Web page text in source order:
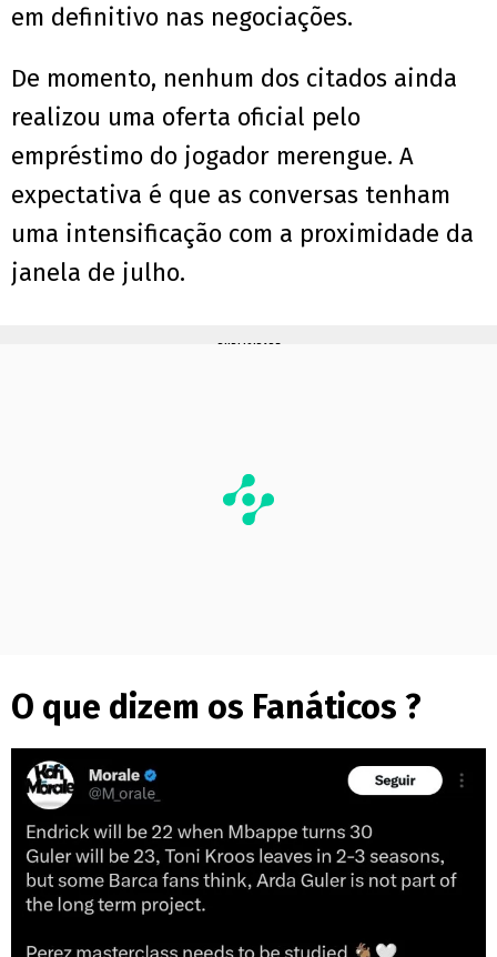
em definitivo nas negociações.
De momento, nenhum dos citados ainda
realizou uma oferta oficial pelo
empréstimo do jogador merengue. A
expectativa é que as conversas tenham
uma intensificação com a proximidade da
janela de julho.
PUBLICIDADE
O que dizem os Fanáticos ?